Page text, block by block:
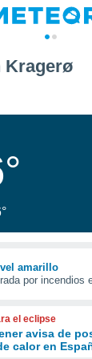
Kragerø
amarillo
por incendios
el eclipse
avisa de
calor en